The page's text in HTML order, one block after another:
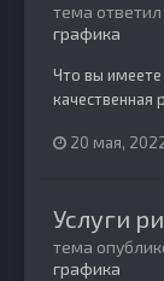
тема ответил
графика
Что вы
качественная
20 мая,
Услуги
тема
графика